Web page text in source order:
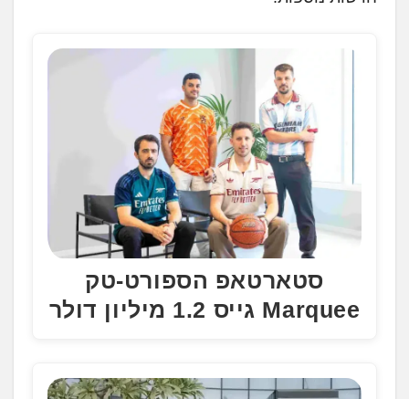
סטארטאפ הספורט-טק
Marquee גייס 1.2 מיליון דולר